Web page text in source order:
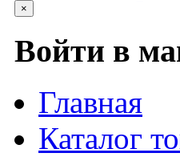
×
Войти в
Главная
Каталог